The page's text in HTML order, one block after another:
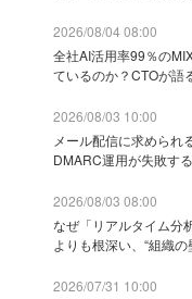
2026/08/04 08:00
全社AI活用率99％の
ているのか？CTOが語
2026/08/03 10:00
メール配信に求められ
DMARC運用が失敗す
2026/08/03 08:00
なぜ「リアルタイム
よりも根深い、“組織の
2026/07/31 10:00